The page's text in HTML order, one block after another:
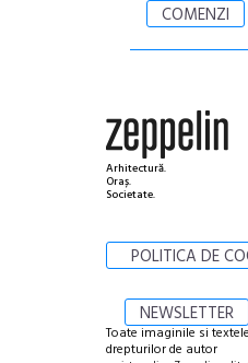
COMENZI
Arhitectură.
Oraș.
Societate.
POLITICA DE
NEWSLETTER
Toate imaginile si
drepturilor de autor